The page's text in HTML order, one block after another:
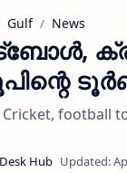
Gulf News
Cricket,